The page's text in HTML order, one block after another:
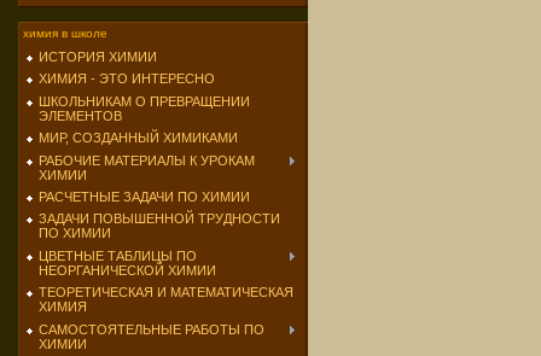
химия в школе
ИСТОРИЯ ХИМИИ
ХИМИЯ - ЭТО ИНТЕРЕСНО
ШКОЛЬНИКАМ О ПРЕВРАЩЕНИИ
ЭЛЕМЕНТОВ
МИР, СОЗДАННЫЙ ХИМИКАМИ
РАБОЧИЕ МАТЕРИАЛЫ К УРОКАМ
ХИМИИ
РАСЧЕТНЫЕ ЗАДАЧИ ПО ХИМИИ
ЗАДАЧИ ПОВЫШЕННОЙ ТРУДНОСТИ
ПО ХИМИИ
ЦВЕТНЫЕ ТАБЛИЦЫ ПО
НЕОРГАНИЧЕСКОЙ ХИМИИ
ТЕОРЕТИЧЕСКАЯ И МАТЕМАТИЧЕСКАЯ
ХИМИЯ
САМОСТОЯТЕЛЬНЫЕ РАБОТЫ ПО
ХИМИИ